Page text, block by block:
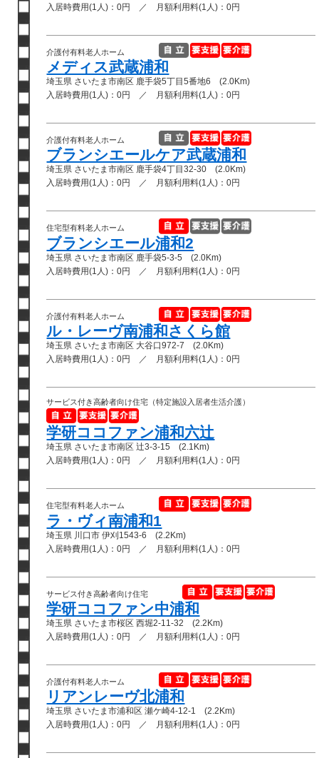
入居時費用(1人)：0円 ／ 月額利用料(1人)：0円
介護付有料老人ホーム
メディス武蔵浦和
埼玉県 さいたま市南区 鹿手袋5丁目5番地6 (2.0Km)
入居時費用(1人)：0円 ／ 月額利用料(1人)：0円
介護付有料老人ホーム
ブランシエールケア武蔵浦和
埼玉県 さいたま市南区 鹿手袋4丁目32-30 (2.0Km)
入居時費用(1人)：0円 ／ 月額利用料(1人)：0円
住宅型有料老人ホーム
ブランシエール浦和2
埼玉県 さいたま市南区 鹿手袋5-3-5 (2.0Km)
入居時費用(1人)：0円 ／ 月額利用料(1人)：0円
介護付有料老人ホーム
ル・レーヴ南浦和さくら館
埼玉県 さいたま市南区 大谷口972-7 (2.0Km)
入居時費用(1人)：0円 ／ 月額利用料(1人)：0円
サービス付き高齢者向け住宅（特定施設入居者生活介護）
学研ココファン浦和六辻
埼玉県 さいたま市南区 辻3-3-15 (2.1Km)
入居時費用(1人)：0円 ／ 月額利用料(1人)：0円
住宅型有料老人ホーム
ラ・ヴィ南浦和1
埼玉県 川口市 伊刈1543-6 (2.2Km)
入居時費用(1人)：0円 ／ 月額利用料(1人)：0円
サービス付き高齢者向け住宅
学研ココファン中浦和
埼玉県 さいたま市桜区 西堀2-11-32 (2.2Km)
入居時費用(1人)：0円 ／ 月額利用料(1人)：0円
介護付有料老人ホーム
リアンレーヴ北浦和
埼玉県 さいたま市浦和区 瀬ケ崎4-12-1 (2.2Km)
入居時費用(1人)：0円 ／ 月額利用料(1人)：0円